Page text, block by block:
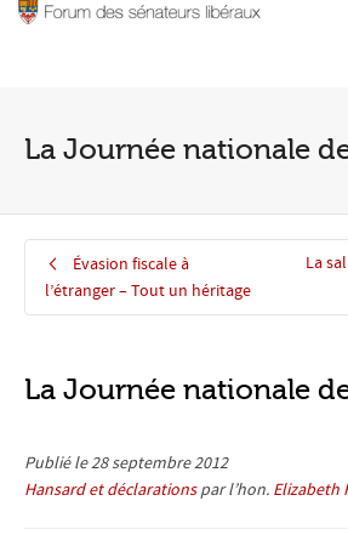
La Journée nationale
Évasion fiscale à
l’étranger – Tout un héritage
La
La Journée nationale
Publié le 28 septembre 2012
Hansard et déclarationspar l’hon. Elizabeth